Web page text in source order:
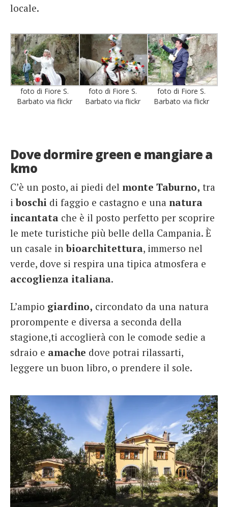
locale.
foto di Fiore S.
Barbato via flickr
foto di Fiore S.
Barbato via flickr
foto di Fiore S.
Barbato via flickr
Dove dormire green e mangiare a
kmo
C’è un posto, ai piedi del monte Taburno, tra
iboschi di faggio e castagno e una natura
incantata che è il posto perfetto per scoprire
le mete turistiche più belle della Campania. È
un casale inbioarchitettura, immerso nel
verde, dove si respira una tipica atmosfera e
accoglienza italiana.
L’ampio giardino, circondato da una natura
prorompente e diversa a seconda della
stagione,ti accoglierà con le comode sedie a
sdraio e amache dove potrai rilassarti,
leggere un buon libro, o prendere il sole.